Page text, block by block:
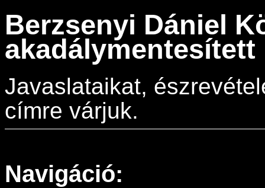
Berzsenyi Dániel
akadálymentesített
Javaslataikat,
címre várjuk.
Navigáció: